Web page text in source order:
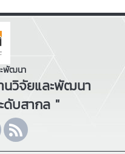
พัฒนา
นวิจัยและพัฒนา
ดับสากล "